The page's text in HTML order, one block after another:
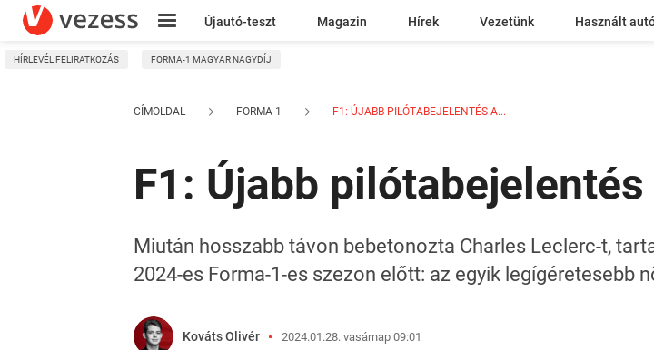
Újautó-teszt Magazin Hírek Vezetünk Használt
Kresz
HÍRLEVÉL FELIRATKOZÁS FORMA-1 MAGYAR NAGYDÍJ
CÍMOLDAL FORMA-1 F1: ÚJABB PILÓTABEJELENTÉS A...
F1: Újabb pilótabejelentés
Miután hosszabb távon bebetonozta Charles Leclerc-t,
2024-es Forma-1-es szezon előtt: az egyik legígéretesebb
Kováts Olivér 2024.01.28. vasárnap 09:01